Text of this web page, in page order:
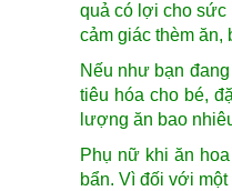
quả có lợi cho sức
cảm giác thèm ăn,
Nếu như bạn
tiêu hóa cho bé,
lượng ăn bao
Phụ nữ khi ăn
bẩn. Vì đối với